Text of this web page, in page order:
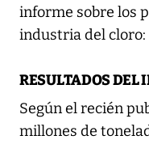
informe sobre los
industria del cloro:
RESULTADOS DEL
Según el recién
millones de